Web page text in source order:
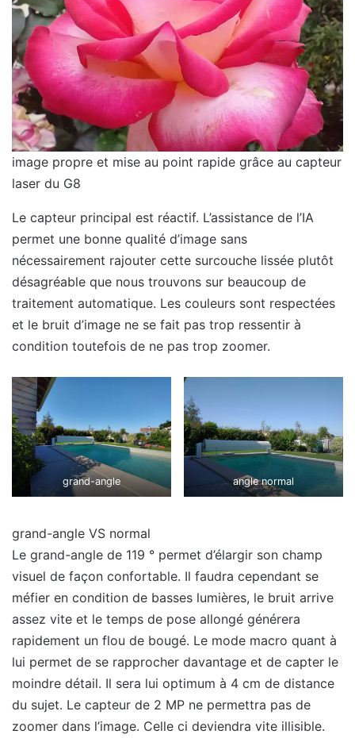
image propre et mise au point rapide grâce au capteur
laser du G8
Le capteur principal est réactif. L’assistance de l’IA
permet une bonne qualité d’image sans
nécessairement rajouter cette surcouche lissée plutôt
désagréable que nous trouvons sur beaucoup de
traitement automatique. Les couleurs sont respectées
et le bruit d’image ne se fait pas trop ressentir à
condition toutefois de ne pas trop zoomer.
grand-angle angle normal
grand-angle VS normal
Le grand-angle de 119 ° permet d’élargir son champ
visuel de façon confortable. Il faudra cependant se
méfier en condition de basses lumières, le bruit arrive
assez vite et le temps de pose allongé générera
rapidement un flou de bougé. Le mode macro quant à
lui permet de se rapprocher davantage et de capter le
moindre détail. Il sera lui optimum à 4 cm de distance
du sujet. Le capteur de 2 MP ne permettra pas de
zoomer dans l’image. Celle ci deviendra vite illisible.